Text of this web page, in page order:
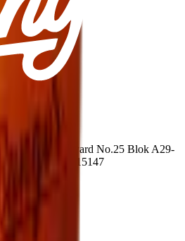
City Boulevard No.25 Blok A29-
City, Banten 15147